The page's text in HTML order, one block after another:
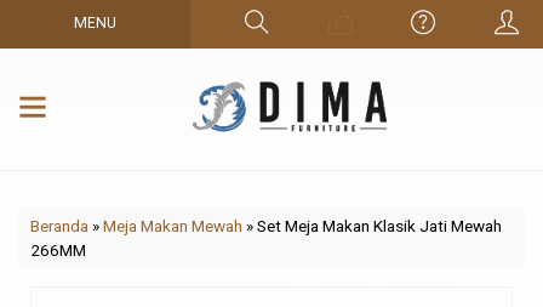
MENU
Beranda »Meja Makan Mewah »Set Meja Makan Klasik Jati Mewah
266MM